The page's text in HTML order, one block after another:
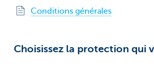
Conditions générales
Choisissez la protection qui